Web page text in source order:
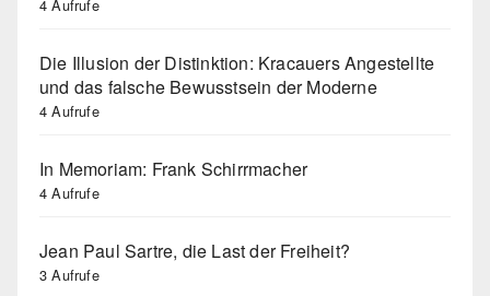
4 Aufrufe
Die Illusion der Distinktion: Kracauers Angestellte
und das falsche Bewusstsein der Moderne
4 Aufrufe
In Memoriam: Frank Schirrmacher
4 Aufrufe
Jean Paul Sartre, die Last der Freiheit?
3 Aufrufe